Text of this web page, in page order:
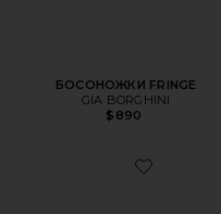
БОСОНОЖКИ FRINGE
GIA BORGHINI
$890
Favorite